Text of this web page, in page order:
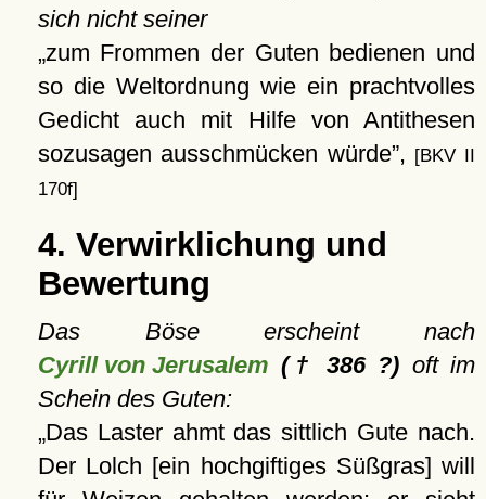
sich nicht seiner
zum Frommen der Guten bedienen und
so die Weltordnung wie ein prachtvolles
Gedicht auch mit Hilfe von Antithesen
sozusagen ausschmücken würde , [BKV II
170f]
4. Verwirklichung und
Bewertung
Das Böse erscheint nach
Cyrill von Jerusalem († 386 ?) oft im
Schein des Guten:
Das Laster ahmt das sittlich Gute nach.
Der Lolch [ein hochgiftiges Süßgras] will